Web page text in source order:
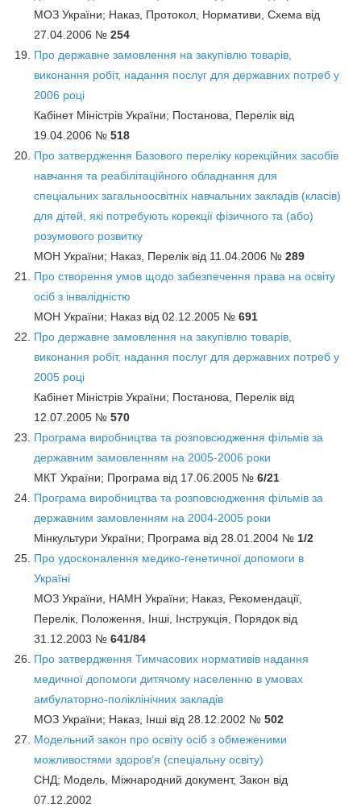
МОЗ України; Наказ, Протокол, Нормативи, Схема від
27.04.2006 №254
Про державне замовлення на закупівлю товарів,
виконання робіт, надання послуг для державних потреб у
2006 році
Кабінет Міністрів України; Постанова, Перелік від
19.04.2006 №518
Про затвердження Базового переліку корекційних засобів
навчання та реабілітаційного обладнання для
спеціальних загальноосвітніх навчальних закладів (класів)
для дітей, які потребують корекції фізичного та (або)
розумового розвитку
МОН України; Наказ, Перелік від 11.04.2006 №289
Про створення умов щодо забезпечення права на освіту
осіб з інвалідністю
МОН України; Наказ від 02.12.2005 №691
Про державне замовлення на закупівлю товарів,
виконання робіт, надання послуг для державних потреб у
2005 році
Кабінет Міністрів України; Постанова, Перелік від
12.07.2005 №570
Програма виробництва та розповсюдження фільмів за
державним замовленням на 2005-2006 роки
МКТ України; Програма від 17.06.2005 №6/21
Програма виробництва та розповсюдження фільмів за
державним замовленням на 2004-2005 роки
Мінкультури України; Програма від 28.01.2004 № 1/2
Про удосконалення медико-генетичної допомоги в
Україні
МОЗ України, НАМН України; Наказ, Рекомендації,
Перелік, Положення, Інші, Інструкція, Порядок від
31.12.2003 №641/84
Про затвердження Тимчасових нормативів надання
медичної допомоги дитячому населенню в умовах
амбулаторно-поліклінічних закладів
МОЗ України; Наказ, Інші від 28.12.2002 №502
Модельний закон про освіту осіб з обмеженими
можливостями здоров’я (спеціальну освіту)
СНД; Модель, Міжнародний документ, Закон від
07.12.2002